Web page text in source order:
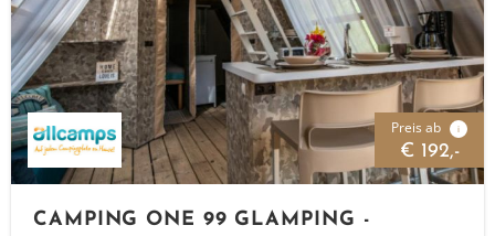
Preis ab i
€ 192,-
CAMPING ONE 99 GLAMPING -